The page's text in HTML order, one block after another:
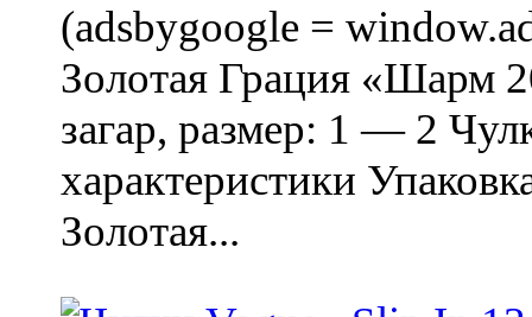
(adsbygoogle =
Золотая Грация «Шарм
загар, размер: 1 — 2
характеристики
Золотая...